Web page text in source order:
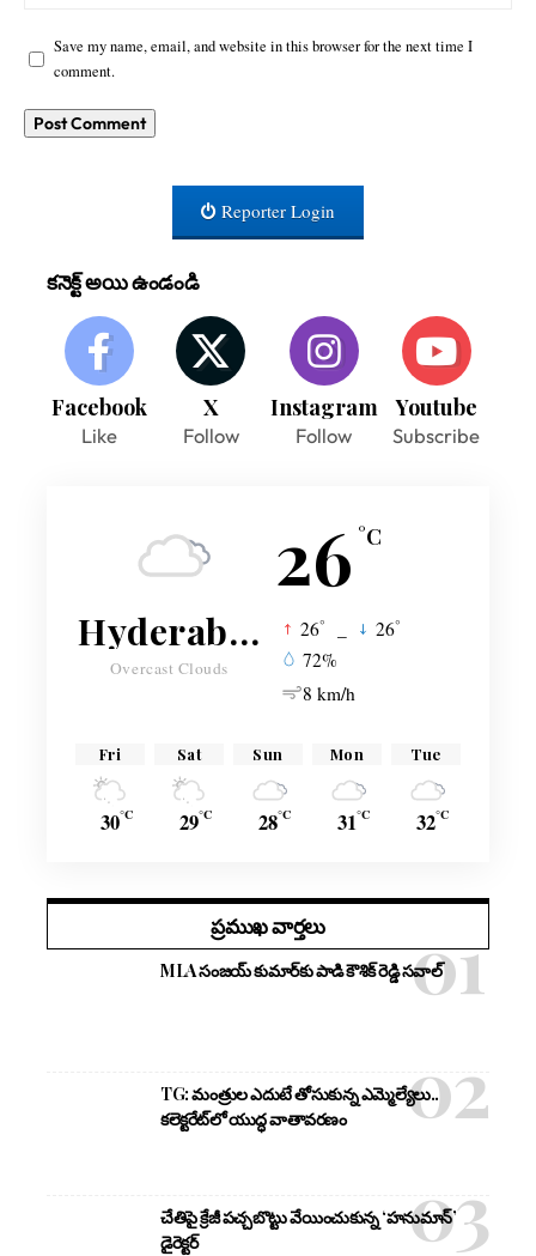
Save my name, email, and website in this browser for the next time I
comment.
Reporter Login
కనెక్ట్ అయి ఉండండి
Facebook
Like
X
Follow
Instagram
Follow
Youtube
Subscribe
26 °C
Hyderabad
Overcast Clouds
26° 26°
72%
8 km/h
Fri
30°C
Sat
29°C
Sun
28°C
Mon
31°C
Tue
32°C
ప్రముఖ వార్తలు
MLA సంజయ్ కుమార్‌కు పాడి కౌశిక్ రెడ్డి సవాల్
TG: మంత్రుల ఎదుటే తోసుకున్న ఎమ్మెల్యేలు..
కలెక్టరేట్‌లో యుద్ధ వాతావరణం
చేతిపై క్రేజీ పచ్చబొట్టు వేయించుకున్న ‘హనుమాన్’
డైరెక్టర్